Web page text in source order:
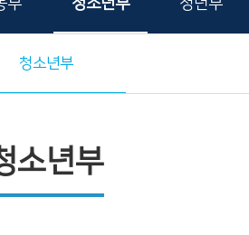
부 청소년부 청년부
청소년부
소년부